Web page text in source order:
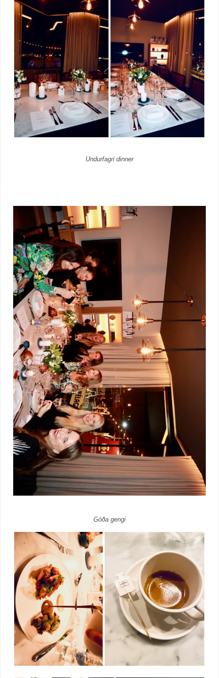
Undurfagri dinner
Góða gengi